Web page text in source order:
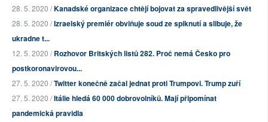
28. 5. 2020 /Kanadské organizace chtějí bojovat za spravedlivější svět
28. 5. 2020 /Izraelský premiér obviňuje soud ze spiknutí a slibuje, že
ukradne t...
12. 5. 2020 /Rozhovor Britských listů 282. Proč nemá Česko pro
postkoronavirovou...
27. 5. 2020 /Twitter konečně začal jednat proti Trumpovi. Trump zuří
27. 5. 2020 /Itálie hledá 60 000 dobrovolníků. Mají připomínat
pandemická pravidla